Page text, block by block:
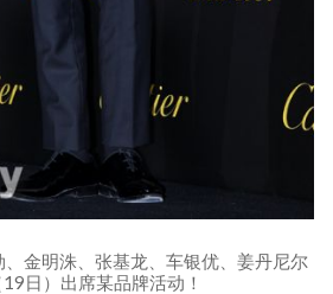
、金明洙、张基龙、车银优、姜丹尼尔
日）出席某品牌活动！